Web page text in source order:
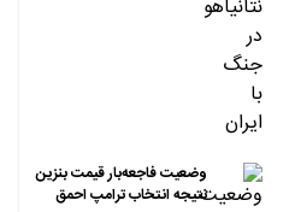
وضعیت فاجعه‌بار قیمت بنزین
نتیجه انتخاب ترامپ احمق